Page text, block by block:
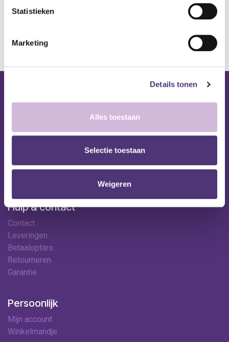
Statistieken
Marketing
Details tonen
Alles toestaan
Selectie toestaan
Weigeren
recorded delivery to its registered office within 8 days
of the delivery of the goods or the provision of the
All our contractual relations will be governed
Onze specialisten
Onze locaties
Hulp & contact
Contact
Leveringen
Betaalopties
Retourneren
Garantie
Persoonlijk
Mijn account
Winkelmandje